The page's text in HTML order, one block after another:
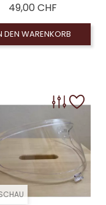
49,00 CHF
DEN WARENKORB